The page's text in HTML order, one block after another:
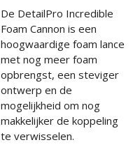
De DetailPro Incredible
Foam Cannon is een
hoogwaardige foam lance
met nog meer foam
opbrengst, een steviger
ontwerp en de
mogelijkheid om nog
makkelijker de koppeling
te verwisselen.